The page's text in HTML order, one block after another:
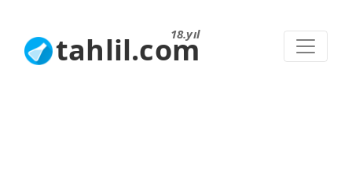
18.yıl
tahlil.com